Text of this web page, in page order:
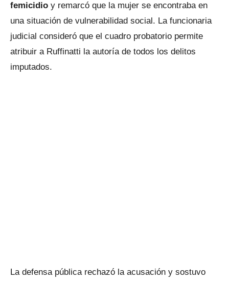
femicidio y remarcó que la mujer se encontraba en
una situación de vulnerabilidad social. La funcionaria
judicial consideró que el cuadro probatorio permite
atribuir a Ruffinatti la autoría de todos los delitos
imputados.
La defensa pública rechazó la acusación y sostuvo